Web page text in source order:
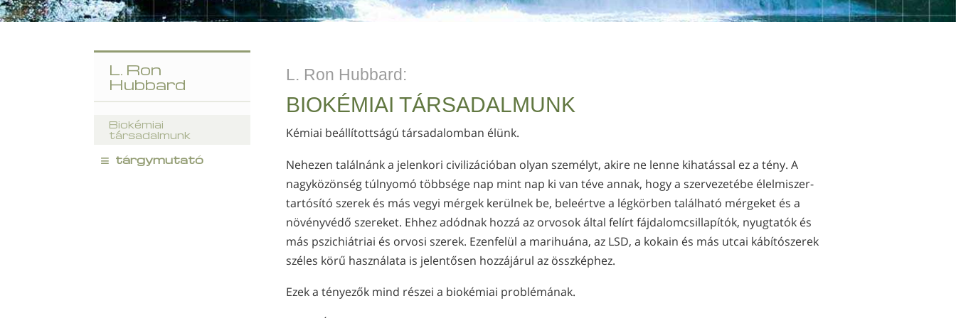
kínai
L. Ron Hubbard:
BIOKÉMIAI TÁRSADALMUNK
Kémiai beállítottságú társadalomban élünk.
Nehezen találnánk a jelenkori civilizációban olyan személyt, akire ne lenne kihatással ez a tény. A
nagyközönség túlnyomó többsége nap mint nap ki van téve annak, hogy a szervezetébe élelmiszer-
tartósító szerek és más vegyi mérgek kerülnek be, beleértve a légkörben található mérgeket és a
növényvédő szereket. Ehhez adódnak hozzá az orvosok által felírt fájdalomcsillapítók, nyugtatók és
más pszichiátriai és orvosi szerek. Ezenfelül a marihuána, az LSD, a kokain és más utcai kábítószerek
széles körű használata is jelentősen hozzájárul az összképhez.
Ezek a tényezők mind részei a biokémiai problémának.
L. Ron
Hubbard
Biokémiai
társadalmunk
≡ tárgymutató